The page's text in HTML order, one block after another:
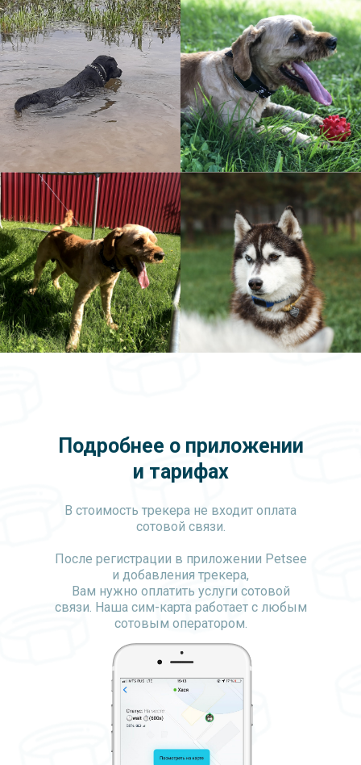
Подробнее о приложении
и тарифах
В стоимость трекера не входит оплата
сотовой связи.
После регистрации в приложении Petsee
и добавления трекера,
Вам нужно оплатить услуги сотовой
связи. Наша сим-карта работает с любым
сотовым оператором.